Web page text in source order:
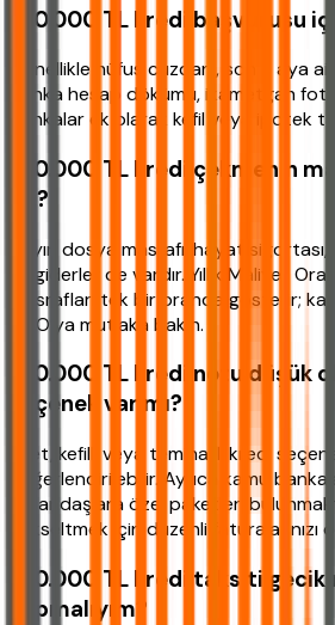
100.000 TL kredi başvurusu
Genellikle nüfus cüzdanı, son 3 aya
banka hesap dökümü, ikametgah
bankalar ek olarak kefil veya ipotek
100.000 TL kredi çekmenin
mi?
Hayır, dosya masrafı, hayat
ek giderler de vardır. Yıllık Maliyet
masrafları tek bir oranda gösterir;
YMO’ya mutlaka bakın.
100.000 TL kredi notu düşük
seçenek var mı?
Evet, kefilli veya teminatlı kredi
değerlendirilebilir. Ayrıca kamu
vatandaşlara özel paketleri
yükseltmek için düzenli faturalarınızı
100.000 TL kredi taksiti
yapmalıyım?